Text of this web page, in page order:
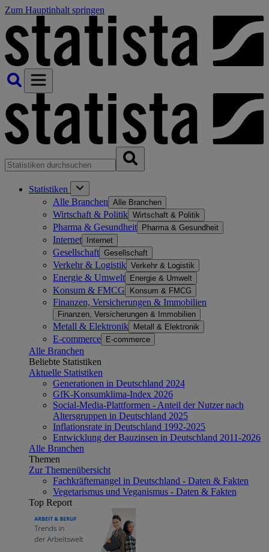
Zum Hauptinhalt springen
Statistiken
Alle Branchen Alle Branchen
Wirtschaft & Politik Wirtschaft & Politik
Pharma & Gesundheit Pharma & Gesundheit
Internet Internet
Gesellschaft Gesellschaft
Verkehr & Logistik Verkehr & Logistik
Energie & Umwelt Energie & Umwelt
Konsum & FMCG Konsum & FMCG
Finanzen, Versicherungen & Immobilien
Finanzen, Versicherungen & Immobilien
Metall & Elektronik Metall & Elektronik
E-commerce E-commerce
Alle Branchen
Beliebte Statistiken
Aktuelle Statistiken
Generationen in Deutschland 2024
GfK-Konsumklima-Index 2026
Social-Media-Plattformen - Anteil der Nutzer nach
Altersgruppen in Deutschland 2025
Inflationsrate in Deutschland 1992-2025
Entwicklung der Bauzinsen in Deutschland 2011-2026
Alle Branchen
Themen
Zur Themenübersicht
Fachkräftemangel in Deutschland - Daten & Fakten
Vegetarismus und Veganismus - Daten & Fakten
Top Report